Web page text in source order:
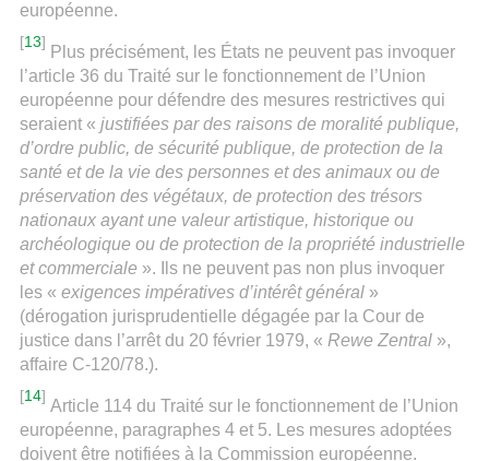
européenne.
[13]
Plus précisément, les États ne peuvent pas invoquer
l’article 36 du Traité sur le fonctionnement de l’Union
européenne pour défendre des mesures restrictives qui
seraient « justifiées par des raisons de moralité publique,
d’ordre public, de sécurité publique, de protection de la
santé et de la vie des personnes et des animaux ou de
préservation des végétaux, de protection des trésors
nationaux ayant une valeur artistique, historique ou
archéologique ou de protection de la propriété industrielle
et commerciale». Ils ne peuvent pas non plus invoquer
les « exigences impératives d’intérêt général»
(dérogation jurisprudentielle dégagée par la Cour de
justice dans l’arrêt du 20 février 1979, « Rewe Zentral»,
affaire C-120/78.).
[14]
Article 114 du Traité sur le fonctionnement de l’Union
européenne, paragraphes 4 et 5. Les mesures adoptées
doivent être notifiées à la Commission européenne.